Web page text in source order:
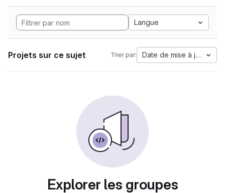
Langue
Projets sur ce sujet Trier par: Date de mise à jour
Explorer les groupes